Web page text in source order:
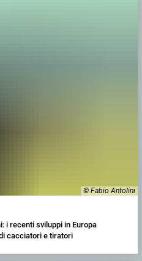
© Fabio Antolini
i recenti sviluppi in Europa
cacciatori e tiratori